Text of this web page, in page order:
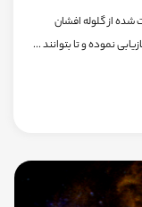
از گلوله افشان